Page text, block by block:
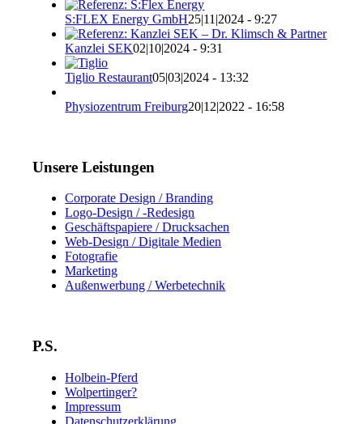
S:FLEX Energy GmbH25|11|2024 - 9:27
Kanzlei SEK02|10|2024 - 9:31
Tiglio Restaurant05|03|2024 - 13:32
Physiozentrum Freiburg20|12|2022 - 16:58
Unsere Leistungen
Corporate Design / Branding
Logo-Design / -Redesign
Geschäftspapiere / Drucksachen
Web-Design / Digitale Medien
Fotografie
Marketing
Außenwerbung / Werbetechnik
P.S.
Holbein-Pferd
Wolpertinger?
Impressum
Datenschutzerklärung